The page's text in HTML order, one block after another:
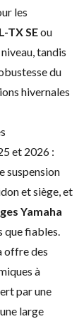
les
TX SEou
tandis
du
hivernales
et 2026 :
suspension
et siège, et
Yamaha
que fiables.
offre des
à
par une
large